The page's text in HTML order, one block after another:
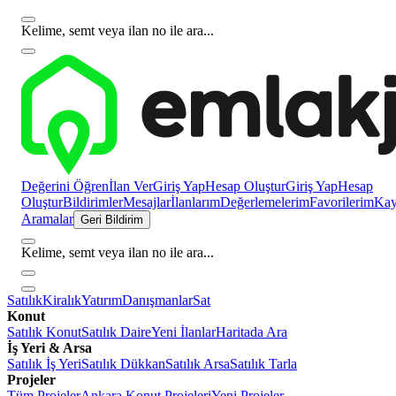
Kelime, semt veya ilan no ile ara...
Değerini Öğrenİlan VerGiriş YapHesap OluşturGiriş YapHesap
OluşturBildirimlerMesajlarİlanlarımDeğerlemelerimFavorilerim
Aramalar Geri Bildirim
Kelime, semt veya ilan no ile ara...
SatılıkKiralıkYatırımDanışmanlarSat
Konut
Satılık KonutSatılık DaireYeni İlanlarHaritada Ara
İş Yeri & Arsa
Satılık İş YeriSatılık DükkanSatılık ArsaSatılık Tarla
Projeler